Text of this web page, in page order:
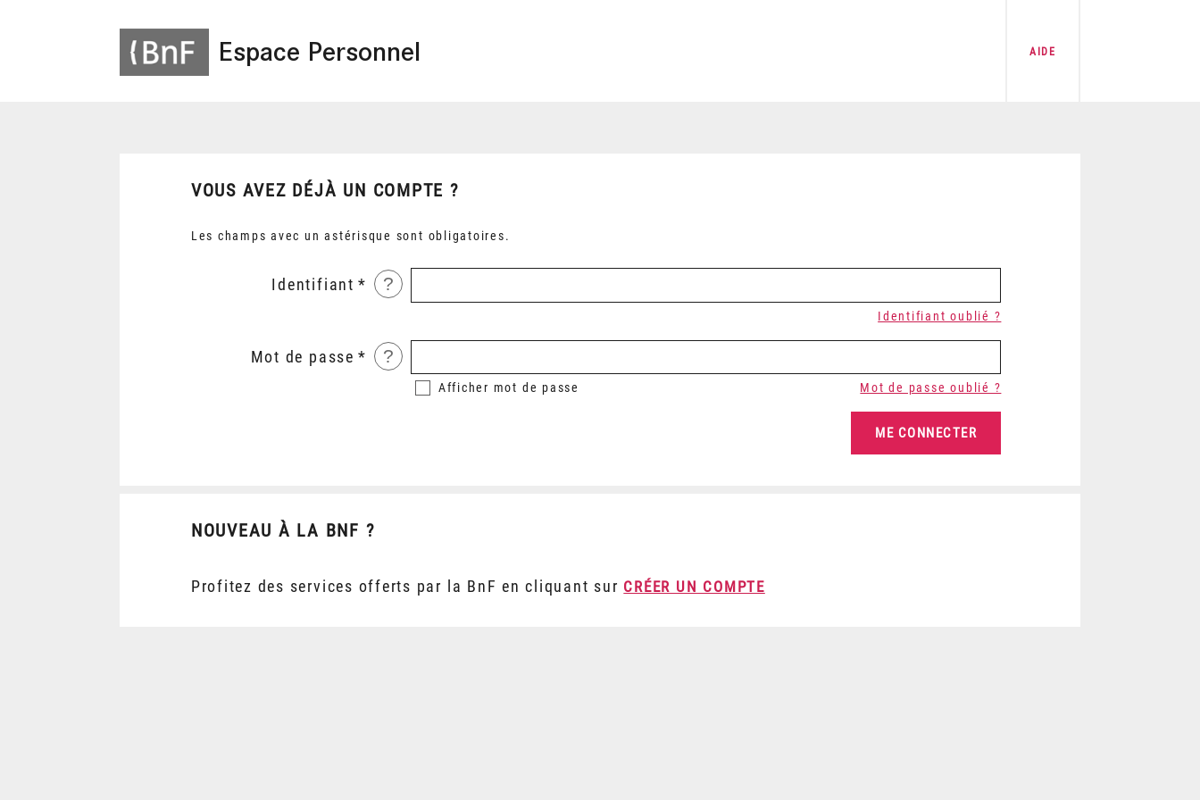
Espace Personnel AIDE
VOUS AVEZ DÉJÀ UN COMPTE ?
Les champs avec un astérisque sont obligatoires.
Identifiant ?
Identifiant oublié ?
Mot de passe ?
Afficher mot de passe Mot de passe oublié ?
NOUVEAU À LA BNF ?
Profitez des services offerts par la BnF en cliquant sur CRÉER UN COMPTE